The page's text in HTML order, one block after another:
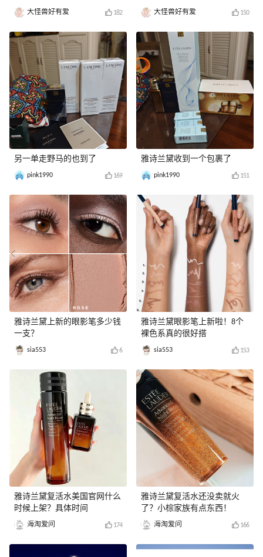
大怪兽好有爱 182
另一单走野马的也到了
pink1990 169
雅诗兰黛上新的眼影笔多少钱
一支？
sia553 6
雅诗兰黛复活水美国官网什么
时候上架？具体时间
海淘爱问 174
大怪兽好有爱 150
雅诗兰黛收到一个包裹了
pink1990 151
雅诗兰黛眼影笔上新啦！8个
裸色系真的很好搭
sia553 153
雅诗兰黛复活水还没卖就火
了？小棕家族有点东西！
海淘爱问 166